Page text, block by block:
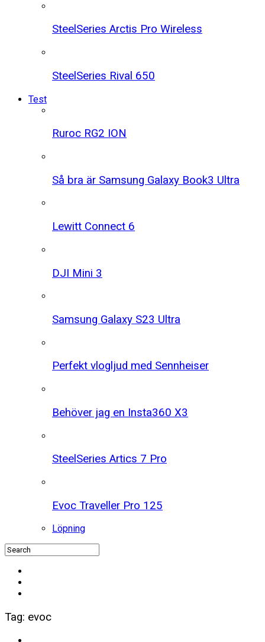
SteelSeries Arctis Pro Wireless
SteelSeries Rival 650
Test
Ruroc RG2 ION
Så bra är Samsung Galaxy Book3 Ultra
Lewitt Connect 6
DJI Mini 3
Samsung Galaxy S23 Ultra
Perfekt vlogljud med Sennheiser
Behöver jag en Insta360 X3
SteelSeries Artics 7 Pro
Evoc Traveller Pro 125
Löpning
Tag: evoc